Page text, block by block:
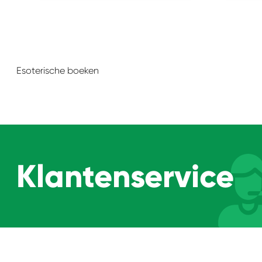
Esoterische boeken
Klantenservice